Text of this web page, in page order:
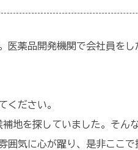
薬品開発機関で会社員をし
ください。
地を探していました。そん
気に心が躍り、是非ここ